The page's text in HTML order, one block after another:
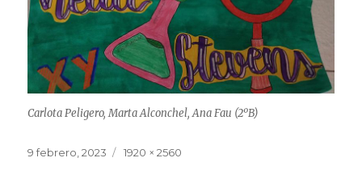
Carlota Peligero, Marta Alconchel, Ana Fau (2ºB)
Publicado
9 febrero, 2023
Tamaño
1920 × 2560